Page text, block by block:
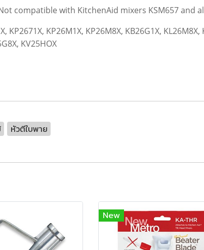
compatible with KitchenAid mixers KSM657 and
KP26M1X, KP26M8X, KB26G1X, KL26M8X,
KV25HOX
หัวตีใบพาย
New